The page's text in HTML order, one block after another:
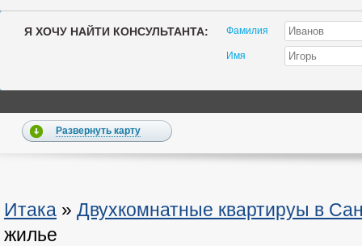
Я ХОЧУ НАЙТИ КОНСУЛЬТАНТА: Фамилия
Имя
Развернуть карту
Итака » Двухкомнатные квартируы в
жилье